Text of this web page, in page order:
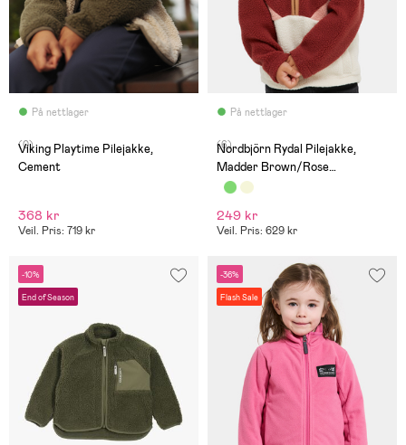
På nettlager
(0)
Viking Playtime Pilejakke,
Cement
368 kr
Veil. Pris: 719 kr
På nettlager
(6)
Nordbjörn Rydal Pilejakke,
Madder Brown/Rose
Dawn/Oatmeal
249 kr
Veil. Pris: 629 kr
-10%
End of Season
-36%
Flash Sale